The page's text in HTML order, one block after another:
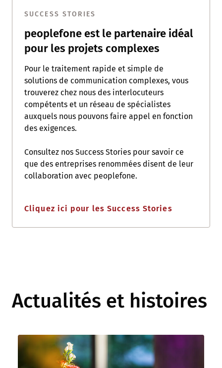
SUCCESS STORIES
peoplefone est le partenaire idéal
pour les projets complexes
Pour le traitement rapide et simple de
solutions de communication complexes, vous
trouverez chez nous des interlocuteurs
compétents et un réseau de spécialistes
auxquels nous pouvons faire appel en fonction
des exigences.
Consultez nos Success Stories pour savoir ce
que des entreprises renommées disent de leur
collaboration avec peoplefone.
Cliquez ici pour les Success Stories
Actualités et histoires